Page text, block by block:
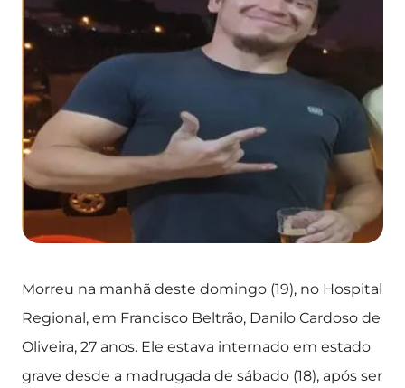
Morreu na manhã deste domingo (19), no Hospital
Regional, em Francisco Beltrão, Danilo Cardoso de
Oliveira, 27 anos. Ele estava internado em estado
grave desde a madrugada de sábado (18), após ser